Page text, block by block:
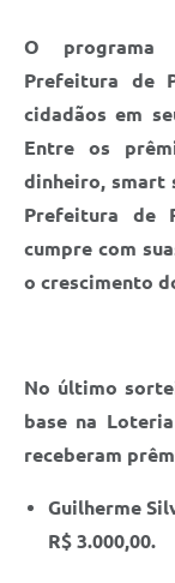
O programa
Prefeitura de
cidadãos em
Entre os
dinheiro, smart
Prefeitura de
cumpre com
o crescimento
No último
base na
receberam
Guilherme
R$ 3.000,00.